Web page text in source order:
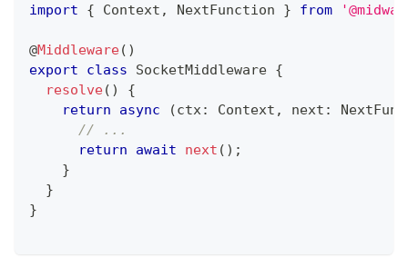
import
{ Context , NextFunction } from
@Middleware( )
export
class SocketMiddleware {
resolve( )
{
return
async (ctx: Context , next :
// ...
return
await next ( ) ;
}
}
}